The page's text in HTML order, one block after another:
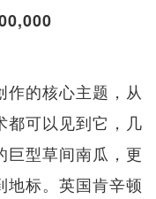
作的核心主题，从
都可以见到它，几
巨型草间南瓜，更
地标。英国肯辛顿